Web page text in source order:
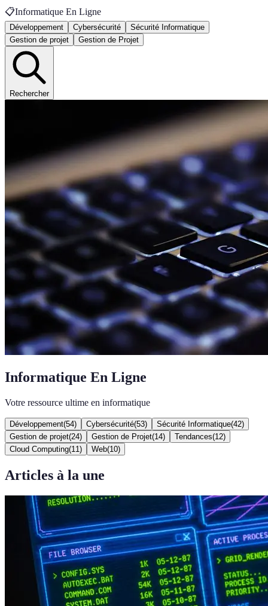
📋Informatique En Ligne
Développement Cybersécurité
Sécurité Informatique
Gestion de projet
Gestion de Projet
Rechercher
Informatique En Ligne
Votre ressource ultime en informatique
Développement(54) Cybersécurité(53) Sécurité Informatique(42)
Gestion de projet(24) Gestion de Projet(14) Tendances(12)
Cloud Computing(11 ) Web(10)
Articles à la une